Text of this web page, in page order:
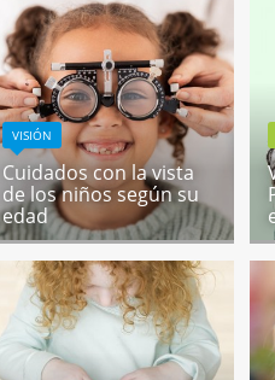
VISIÓN
Cuidados con la vista
de los niños según su
edad